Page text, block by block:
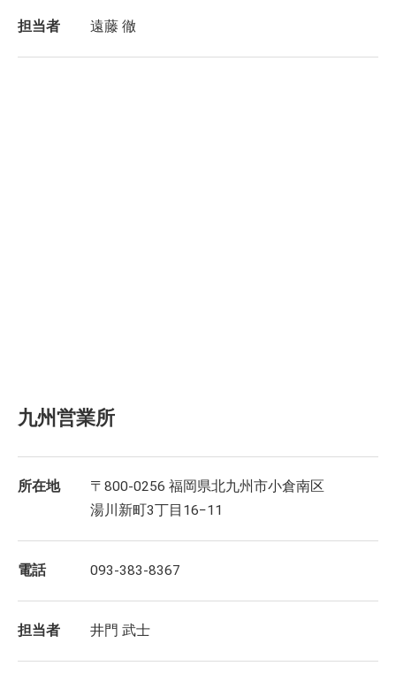
担当者 遠藤 徹
九州営業所
所在地
〒800-0256 福岡県北九州市小倉南区
湯川新町3丁目16−11
電話 093-383-8367
担当者 井門 武士